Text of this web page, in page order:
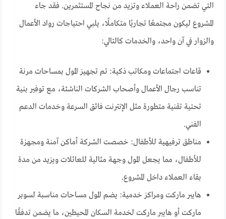
التي تضمن راحة العملاء وتزيد من نجاح المستثمرين. فقد جاء
المشروع ليكون مجتمعًا تجاريًا متكاملًا، يلبي احتياجات رواد الأعمال
والزوار في آن واحد، والخدمات كالتالي:
قاعات اجتماعات ومكاتب ذكية: تم تجهيز المول بمساحات مرنة
تناسب رجال الأعمال وأصحاب الشركات الناشئة، مع توفير بنية
تحتية تقنية متطورة مثل الإنترنت فائق السرعة وخدمات الدعم
الفني.
مناطق ترفيهية للأطفال: خصصت الشركة أماكن آمنة ومجهزة
للأطفال، مما يجعل المول وجهة مثالية للعائلات ويزيد من مدة
بقاء العملاء داخل المشروع.
هايبر ماركت ومراكز خدمية: يضم المول مساحات مناسبة لسوبر
ماركت أو هايبر ماركت لخدمة السكان المحيطين، ما يضمن تدفقًا